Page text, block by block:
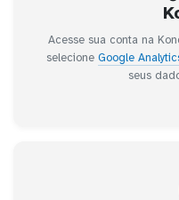
Acesse sua conta na
selecione Google
seus